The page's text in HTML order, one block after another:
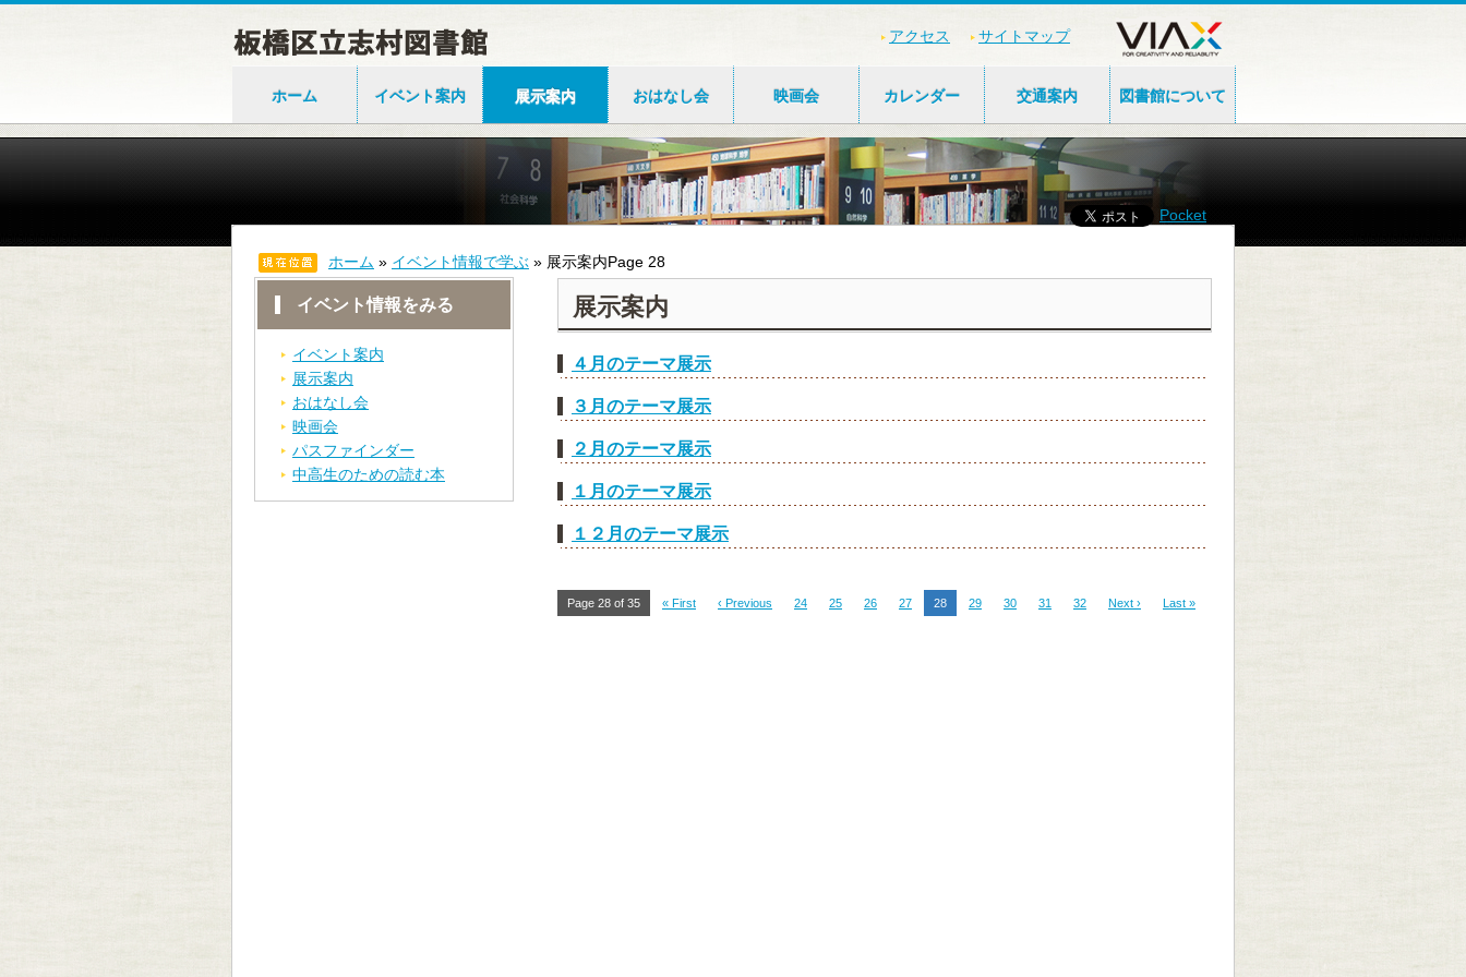
アクセス サイトマップ
ホーム イベント案内 展示案内 おはなし会 映画会 カレンダー 交通案内 図書館について
ホーム » イベント情報で学ぶ » 展示案内Page 28
イベント情報をみる
イベント案内
展示案内
おはなし会
映画会
パスファインダー
中高生のための読む本
Pocket
展示案内
４月のテーマ展示
３月のテーマ展示
２月のテーマ展示
１月のテーマ展示
１２月のテーマ展示
Page 28 of 35 « First ‹ Previous 24 25 26 27 28 29 30 31 32 Next › Last »